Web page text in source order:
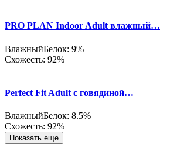
PRO PLAN Indoor Adult влажный…
ВлажныйБелок: 9%
Схожесть: 92%
Perfect Fit Adult с говядиной…
ВлажныйБелок: 8.5%
Схожесть: 92%
Показать еще